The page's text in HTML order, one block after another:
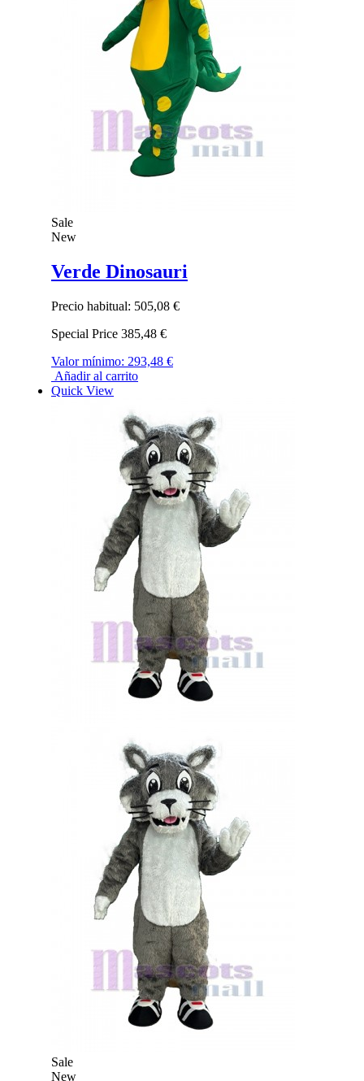
Sale
New
Verde Dinosauri
Precio habitual: 505,08 €
Special Price 385,48 €
Valor mínimo: 293,48 €
Añadir al carrito
Quick View
Sale
New